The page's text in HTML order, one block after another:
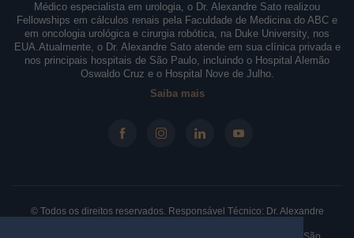
Médico especialista em urologia, o Dr. Alexandre Sato realizou
Fellowships em cálculos renais pela Faculdade de Medicina do ABC e
em oncologia urológica e cirurgia robótica, na Duke University, nos
EUA.Atualmente, o Dr. Alexandre Sato atende em sua clínica privada e
nos principais hospitais de São Paulo, incluindo o Hospital Alemão
Oswaldo Cruz e o Hospital Nove de Julho.
Saiba mais
© Todos os direitos reservados. Responsável Técnico: Dr. Alexandre